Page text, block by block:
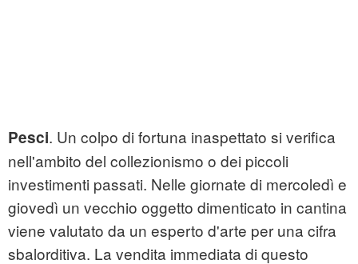
Pesci. Un colpo di fortuna inaspettato si verifica
nell'ambito del collezionismo o dei piccoli
investimenti passati. Nelle giornate di mercoledì e
giovedì un vecchio oggetto dimenticato in cantina
viene valutato da un esperto d'arte per una cifra
sbalorditiva. La vendita immediata di questo